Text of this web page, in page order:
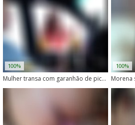
100%
Mulher transa com garanhão de pica enorme em vídeo de zoofilia
100%